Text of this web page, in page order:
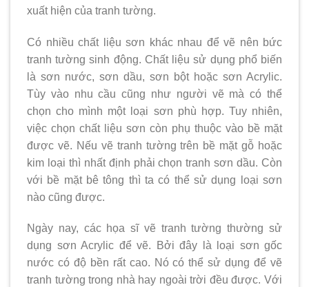
xuất hiện của tranh tường.
Có nhiều chất liệu sơn khác nhau để vẽ nên bức
tranh tường sinh động. Chất liệu sử dụng phổ biến
là sơn nước, sơn dầu, sơn bột hoặc sơn Acrylic.
Tùy vào nhu cầu cũng như người vẽ mà có thể
chọn cho mình một loại sơn phù hợp. Tuy nhiên,
việc chọn chất liệu sơn còn phụ thuộc vào bề mặt
được vẽ. Nếu vẽ tranh tường trên bề mặt gỗ hoặc
kim loại thì nhất định phải chọn tranh sơn dầu. Còn
với bề mặt bê tông thì ta có thể sử dụng loại sơn
nào cũng được.
Ngày nay, các họa sĩ vẽ tranh tường thường sử
dụng sơn Acrylic để vẽ. Bởi đây là loại sơn gốc
nước có độ bền rất cao. Nó có thể sử dụng để vẽ
tranh tường trong nhà hay ngoài trời đều được. Với